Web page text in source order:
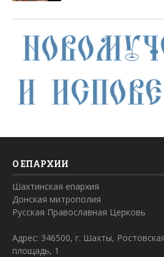
О ЕПАРХИИ
Шахтинская епархия
Донская митрополия
Русская Православная Церковь
Адрес: 346500, г. Шахты,
площадь, 1